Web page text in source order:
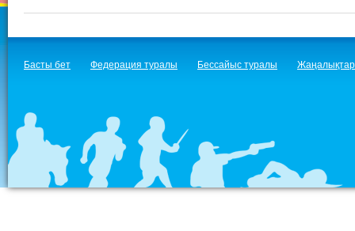
Басты бет Федерация туралы Бессайыс туралы Жаңалықтар